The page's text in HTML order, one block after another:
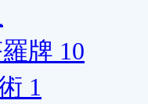
牌 10
1